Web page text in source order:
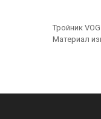
Тройник
Материал